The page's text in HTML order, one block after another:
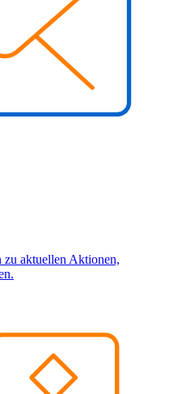
zu aktuellen Aktionen,